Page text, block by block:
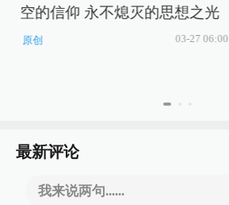
空的信仰 永不熄灭的思想之光
原创 03-27 06:00
最新评论
我来说两句......